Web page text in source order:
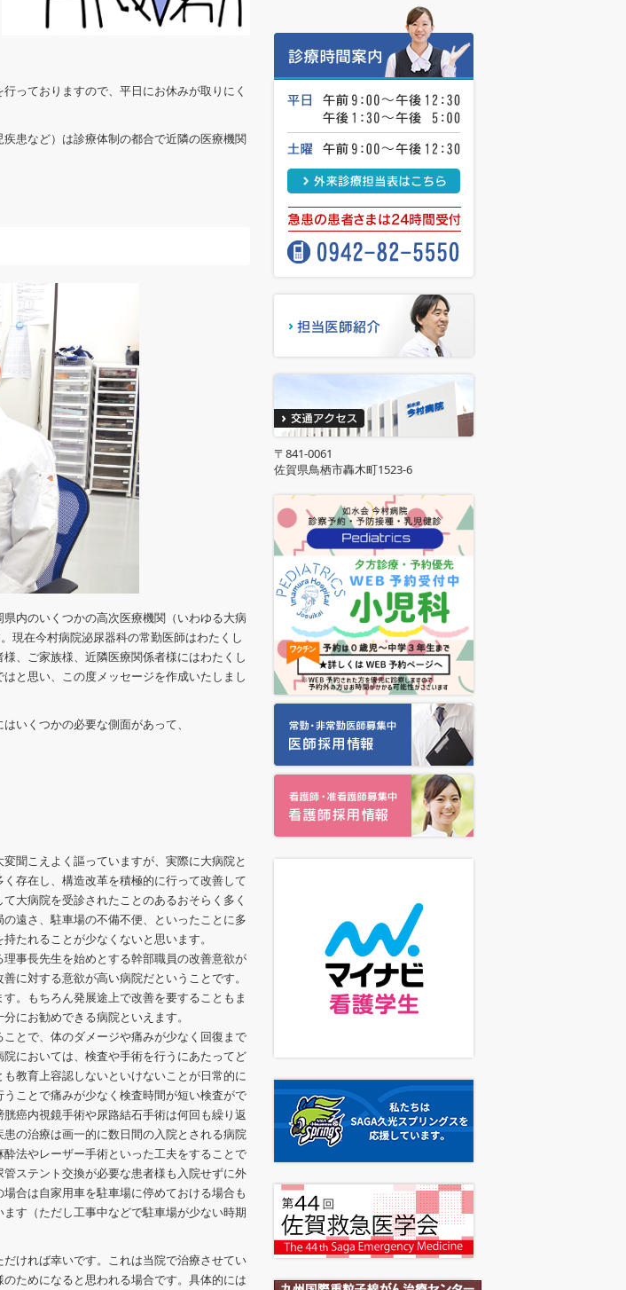
っておりますので、平日にお休みが取りにく
患など）は診療体制の都合で近隣の医療機関
内のいくつかの高次医療機関（いわゆる大病
現在今村病院泌尿器科の常勤医師はわたくし
、ご家族様、近隣医療関係者様にはわたくし
と思い、この度メッセージを作成いたしまし
いくつかの必要な側面があって、
聞こえよく謳っていますが、実際に大病院と
存在し、構造改革を積極的に行って改善して
大病院を受診されたことのあるおそらく多く
遠さ、駐車場の不備不便、といったことに多
たれることが少なくないと思います。
事長先生を始めとする幹部職員の改善意欲が
に対する意欲が高い病院だということです。
。もちろん発展途上で改善を要することもま
にお勧めできる病院といえます。
とで、体のダメージや痛みが少なく回復まで
においては、検査や手術を行うにあたってど
教育上容認しないといけないことが日常的に
ことで痛みが少なく検査時間が短い検査がで
癌内視鏡手術や尿路結石手術は何回も繰り返
の治療は画一的に数日間の入院とされる病院
法やレーザー手術といった工夫をすることで
ステント交換が必要な患者様も入院せずに外
合は自家用車を駐車場に停めておける場合も
す（ただし工事中などで駐車場が少ない時期
ければ幸いです。これは当院で治療させてい
ためになると思われる場合です。具体的には
〒841-0061
佐賀県鳥栖市轟木町1523-6